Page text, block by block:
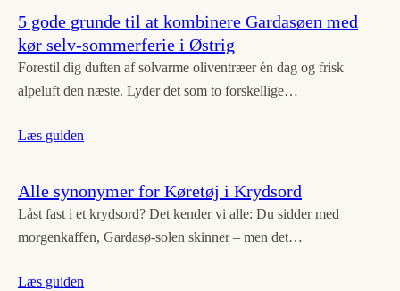
5 gode grunde til at kombinere Gardasøen med
kør selv-sommerferie i Østrig
Forestil dig duften af solvarme oliventræer én dag og frisk
alpeluft den næste. Lyder det som to forskellige…
Læs guiden
Alle synonymer for Køretøj i Krydsord
Låst fast i et krydsord? Det kender vi alle: Du sidder med
morgenkaffen, Gardasø-solen skinner – men det…
Læs guiden